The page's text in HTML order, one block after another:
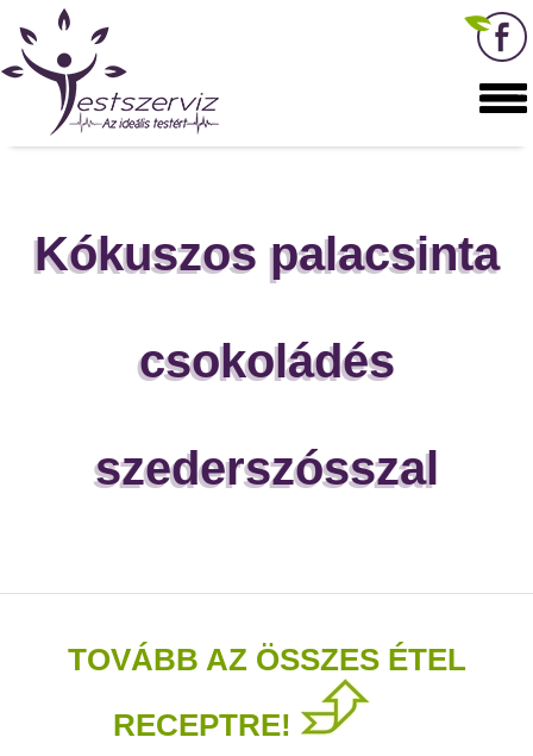
Kókuszos palacsinta
csokoládés
szederszósszal
TOVÁBB AZ ÖSSZES ÉTEL
RECEPTRE!